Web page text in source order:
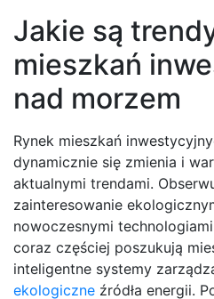
Jakie są
mieszkań
nad morzem
Rynek mieszkań
dynamicznie się zmienia i
aktualnymi trendami.
zainteresowanie
nowoczesnymi
coraz częściej poszukują
inteligentne systemy
ekologiczne źródła energii.